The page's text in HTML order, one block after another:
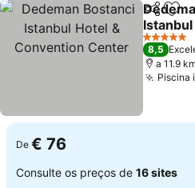
Partilhar
5 Estrelas
8,5
a 11.9
Piscina
De € 76
Consulte os preços de 16 sites